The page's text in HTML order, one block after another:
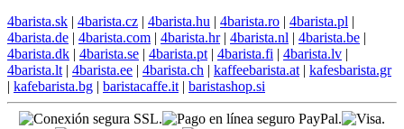
4barista.sk | 4barista.cz | 4barista.hu | 4barista.ro | 4barista.pl |
4barista.de | 4barista.com | 4barista.hr| 4barista.nl | 4barista.be |
4barista.dk | 4barista.se | 4barista.pt | 4barista.fi | 4barista.lv |
4barista.lt | 4barista.ee | 4barista.ch | kaffeebarista.at | kafesbarista.gr
| kafebarista.bg | baristacaffe.it | baristashop.si